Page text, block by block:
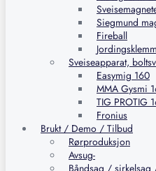
Siegmund
Fireball
Sveiseapparat,
Easymig 160
MMA Gysmi
TIG PROTIG
Fronius
Brukt / Demo / Tilbud
Rørproduksjon
Avsug-
Båndsag /